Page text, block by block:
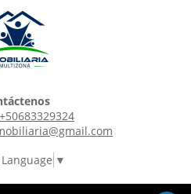
+50683329324
▼